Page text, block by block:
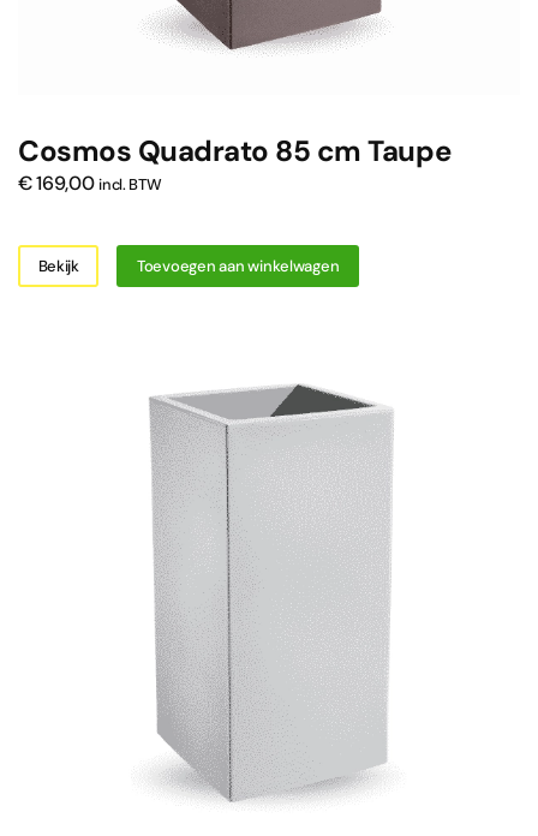
Cosmos Quadrato 85 cm Taupe
€169,00 incl. BTW
Bekijk Toevoegen aan winkelwagen